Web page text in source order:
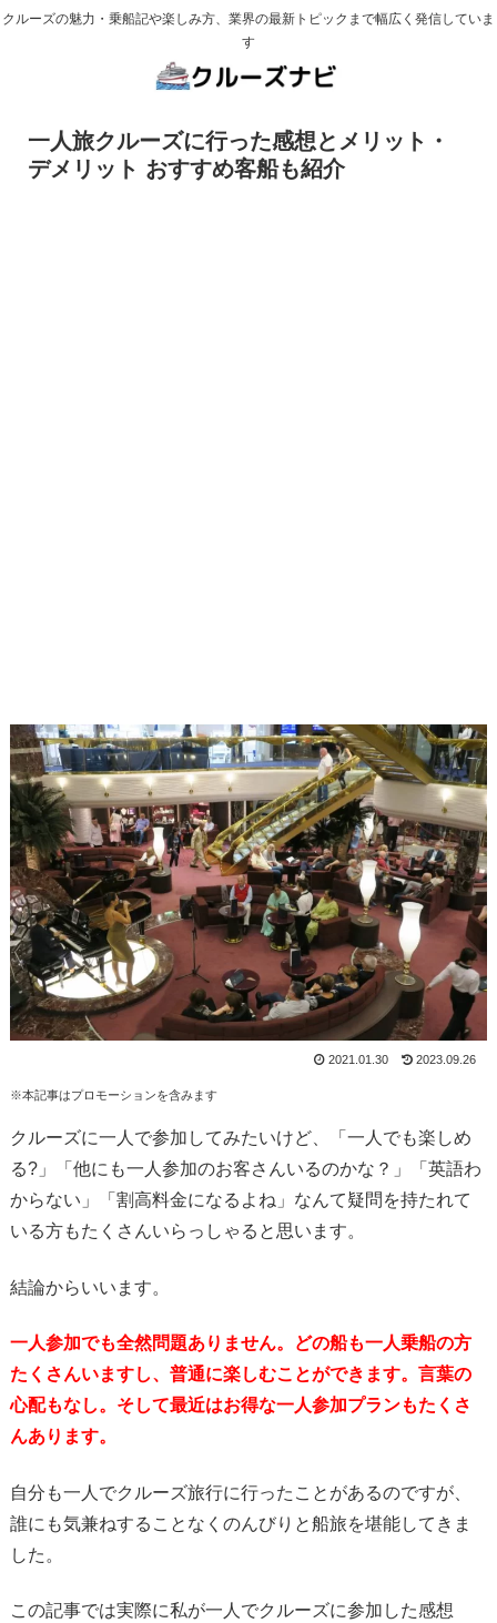
クルーズの魅力・乗船記や楽しみ方、業界の最新トピックまで幅広く発信していま
す
一人旅クルーズに行った感想とメリット・
デメリット おすすめ客船も紹介
2021.01.30 2023.09.26
※本記事はプロモーションを含みます
クルーズに一人で参加してみたいけど、「一人でも楽しめ
る?」「他にも一人参加のお客さんいるのかな？」「英語わ
からない」「割高料金になるよね」なんて疑問を持たれて
いる方もたくさんいらっしゃると思います。
結論からいいます。
一人参加でも全然問題ありません。どの船も一人乗船の方
たくさんいますし、普通に楽しむことができます。言葉の
心配もなし。そして最近はお得な一人参加プランもたくさ
んあります。
自分も一人でクルーズ旅行に行ったことがあるのですが、
誰にも気兼ねすることなくのんびりと船旅を堪能してきま
した。
この記事では実際に私が一人でクルーズに参加した感想